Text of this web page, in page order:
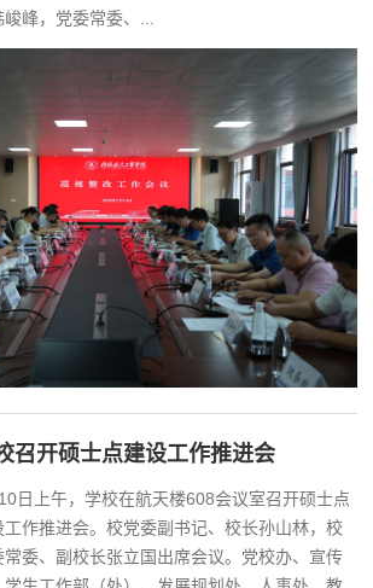
峰，党委常委、...
召开硕士点建设工作推进会
日上午，学校在航天楼608会议室召开硕士点
工作推进会。校党委副书记、校长孙山林，校
常委、副校长张立国出席会议。党校办、宣传